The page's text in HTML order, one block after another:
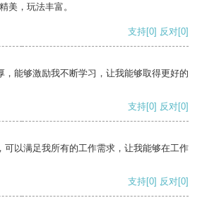
美，玩法丰富。
支持[0] 反对[0]
，能够激励我不断学习，让我能够取得更好的
支持[0] 反对[0]
可以满足我所有的工作需求，让我能够在工作
支持[0] 反对[0]